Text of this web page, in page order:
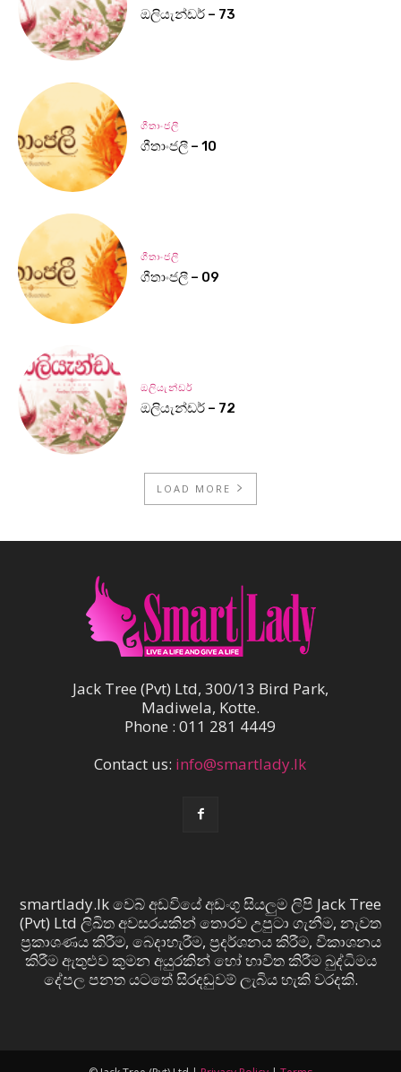
ඔලියැන්ඩර් – 73
ගීතාංජලී
ගීතාංජලී – 10
ගීතාංජලී
ගීතාංජලී – 09
ඔලියැන්ඩර්
ඔලියැන්ඩර් – 72
LOAD MORE
Jack Tree (Pvt) Ltd, 300/13 Bird Park,
Madiwela, Kotte.
Phone : 011 281 4449
Contact us: info@smartlady.lk
smartlady.lk වෙබ් අඩවියේ අඩංගු සියලුම ලිපි Jack Tree
(Pvt) Ltd ලිඛිත අවසරයකින් තොරව උපුටා ගැනීම, නැවත
ප්‍රකාශණය කිරීම, බෙදාහැරීම, ප්‍රදර්ශනය කිරීම, විකාශනය
කිරීම ඇතුළුව කුමන අයුරකින් හෝ භාවිත කිරීම බුද්ධිමය
දේපල පනත යටතේ සිරදඬුවම් ලැබිය හැකි වරදකි.